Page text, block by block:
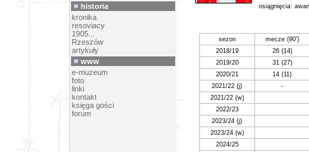
historia
kronika
resoviacy
1905...
Rzeszów
artykuły
www
e-muzeum
foto
linki
kontakt
księga gości
forum
osiągnięcia:
sezon
mecze (90')
2018/19
26 (14)
2019/20
31 (27)
2020/21
14 (11)
2021/22 (j)
-
2021/22 (w)
2022/23
2023/24 (j)
2023/24 (w)
2024/25